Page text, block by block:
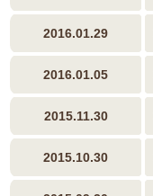
2016.01.29
2016.01.05
2015.11.30
2015.10.30